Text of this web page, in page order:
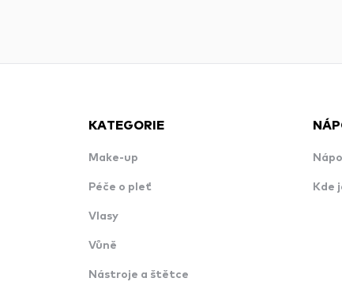
KATEGORIE
Make-up
Péče o pleť
Vlasy
Vůně
Nástroje a štětce
Kde